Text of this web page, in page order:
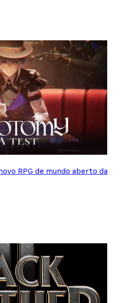
RPG de mundo aberto da